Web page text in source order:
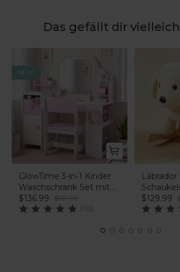
Das gefällt dir
NEW!
GlowTime 3-in-1 Kinder
Waschschrank Set mit
LED-Spiegel,
Aufbewahrungs Schrank
$136.99 $169.99
(10)
$129.99